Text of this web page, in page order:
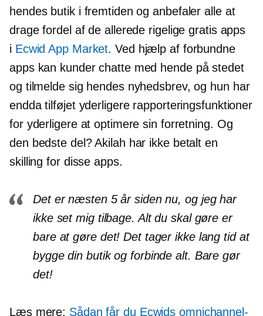
hendes butik i fremtiden og anbefaler alle at
drage fordel af de allerede rigelige gratis apps
i Ecwid App Market. Ved hjælp af forbundne
apps kan kunder chatte med hende på stedet
og tilmelde sig hendes nyhedsbrev, og hun har
endda tilføjet yderligere rapporteringsfunktioner
for yderligere at optimere sin forretning. Og
den bedste del? Akilah har ikke betalt en
skilling for disse apps.
Det er næsten 5 år siden nu, og jeg har
ikke set mig tilbage. Alt du skal gøre er
bare at gøre det! Det tager ikke lang tid at
bygge din butik og forbinde alt. Bare gør
det!
Læs mere: Sådan får du Ecwids omnichannel-